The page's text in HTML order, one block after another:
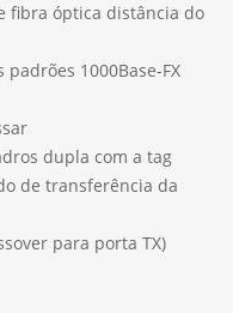
fibra óptica distância do
padrões 1000Base-FX
dupla com a tag
de transferência da
para porta TX)